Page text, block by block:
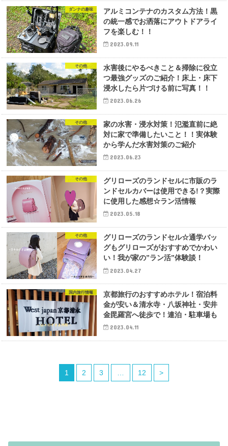
ダンナの趣味
アルミコンテナのカスタム方法！黒
の統一感でお洒落にアウトドアライ
フを楽しむ！！
2023.09.11
その他
水害後にやるべきこと＆掃除に役立
つ最強グッズのご紹介！床上・床下
浸水したら片づける前に写真！！
2023.06.26
その他
家の水害・浸水対策！氾濫直前に絶
対に家で準備したいこと！！実体験
から学んだ水害対策のご紹介
2023.06.23
その他
グリローズのランドセルに市販のラ
ンドセルカバーは使用できる!？実際
に使用した感想☆ラン活情報
2023.05.18
その他
グリローズのランドセル☆通学バッ
グもグリローズがおすすめでかわい
い！我が家の”ラン活”体験談！
2023.04.27
国内旅行情報
京都旅行のおすすめホテル！宿泊料
金が安い＆清水寺・八坂神社・安井
金毘羅宮へ徒歩で！連泊・駐車場も
2023.04.11
1 2 3 12 >